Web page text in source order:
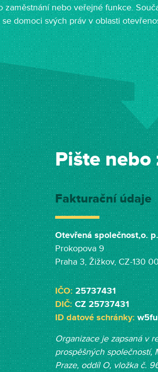
zaměstnání nebo veřejné funkce.
se domoci svých práv v oblasti
Pište
Fakturační údaje
Otevřená společnost,o.
Prokopova 9
Praha 3, Žižkov, CZ-130 00
IČO:25737431
DIČ:CZ 25737431
ID datové schránky:
Organizace je zapsaná v
prospěšných společností,
Praze, oddíl O, vložka č.